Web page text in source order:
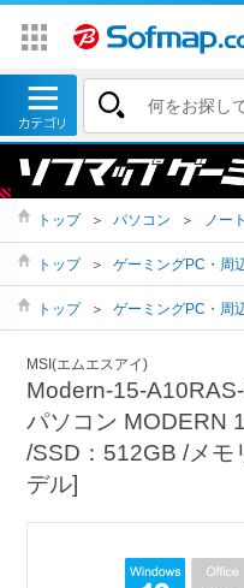
トップ ＞ パソコン ＞ ノー
トップ ＞ ゲーミングPC・周
トップ ＞ ゲーミングPC・周
MSI(エムエスアイ)
Modern-15-
パソコン MODERN
/SSD：512GB /メモ
デル]